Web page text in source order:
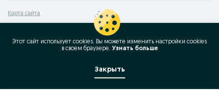
Карта сайта
Карта бизнес-страницы
Популярные запросы
Этот сайт использует cookies. Вы можете изменить настройки cookies
в своeм браузере. Узнать больше
Закрыть